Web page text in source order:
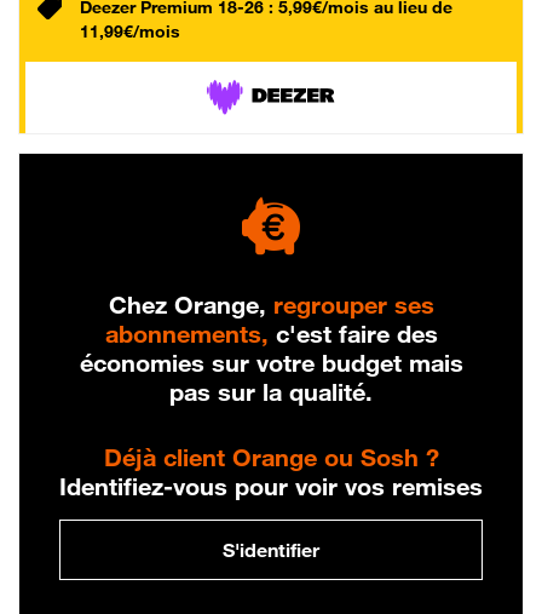
Deezer Premium 18-26 : 5,99€/mois au lieu de
11,99€/mois
Chez Orange, regrouper ses
abonnements, c'est faire des
économies sur votre budget mais
pas sur la qualité.
Déjà client Orange ou Sosh ?
Identifiez-vous pour voir vos remises
S'identifier